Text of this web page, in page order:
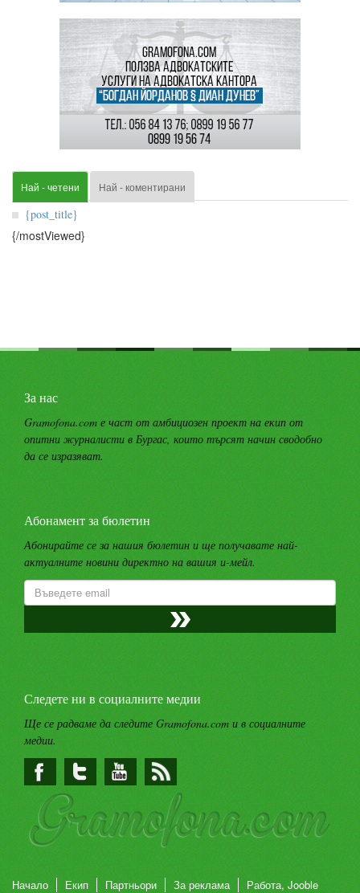
Най - четени Най - коментирани
{post_title}
{/mostViewed}
За нас
Gramofona.com е част от амбициозен проект на екип от
опитни журналисти в Бургас, които търсят начин сводобно
да се изразяват.
Абонамент за бюлетин
Абонирайте се за нашия бюлетин и ще получавате най-
актуалните новини директно на вашия и-мейл.
Следете ни в социалните медии
Ще се радваме да следите Gramofona.com и в социалните
медии.
Начало Екип Партньори За реклама Работа, Jooble